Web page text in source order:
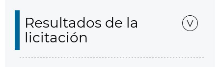
Resultados de la
licitación